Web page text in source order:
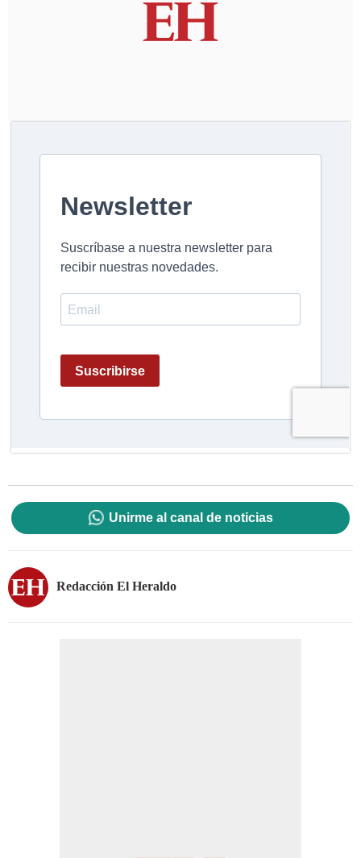
Unirme al canal de noticias
Redacción El Heraldo